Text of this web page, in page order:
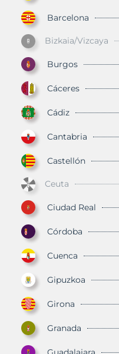
Barcelona
Bizkaia/Vizcaya
Burgos
Cáceres
Cádiz
Cantabria
Castellón
Ceuta
Ciudad Real
Córdoba
Cuenca
Gipuzkoa
Girona
Granada